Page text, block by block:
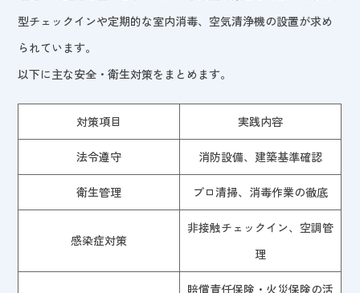
型チェックインや定期的な室内消毒、空気清浄機の設置が求め
られています。
以下に主な安全・衛生対策をまとめます。
対策項目 実践内容
法令遵守 消防設備、建築基準確認
衛生管理 プロ清掃、消毒作業の徹底
感染症対策
非接触チェックイン、空調管
理
賠償責任保険・火災保険の活